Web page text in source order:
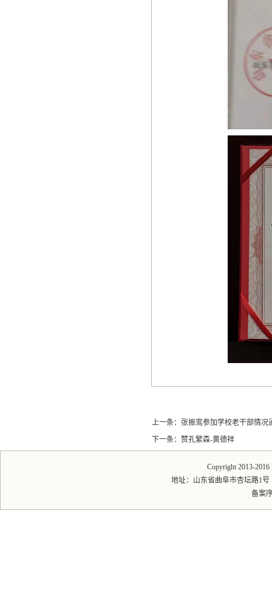
上一条： 张振鸾参加学校老干部情况
下一条： 赞孔繁森-黄德祥
Copyright 2013-
地址：山东省曲阜市杏坛路1
备案